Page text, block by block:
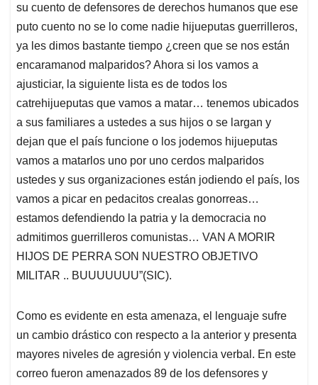
su cuento de defensores de derechos humanos que ese
puto cuento no se lo come nadie hijueputas guerrilleros,
ya les dimos bastante tiempo ¿creen que se nos están
encaramanod malparidos? Ahora si los vamos a
ajusticiar, la siguiente lista es de todos los
catrehijueputas que vamos a matar… tenemos ubicados
a sus familiares a ustedes a sus hijos o se largan y
dejan que el país funcione o los jodemos hijueputas
vamos a matarlos uno por uno cerdos malparidos
ustedes y sus organizaciones están jodiendo el país, los
vamos a picar en pedacitos crealas gonorreas…
estamos defendiendo la patria y la democracia no
admitimos guerrilleros comunistas… VAN A MORIR
HIJOS DE PERRA SON NUESTRO OBJETIVO
MILITAR .. BUUUUUUU”(SIC).
Como es evidente en esta amenaza, el lenguaje sufre
un cambio drástico con respecto a la anterior y presenta
mayores niveles de agresión y violencia verbal. En este
correo fueron amenazados 89 de los defensores y